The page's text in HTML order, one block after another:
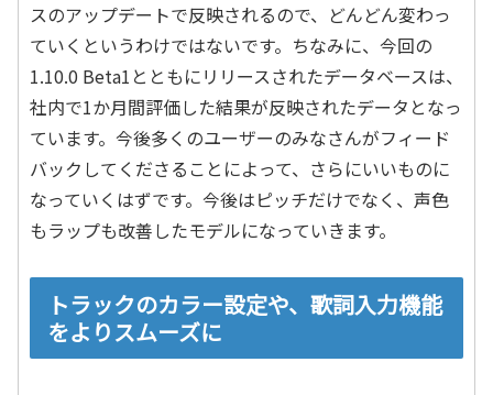
スのアップデートで反映されるので、どんどん変わっ
ていくというわけではないです。ちなみに、今回の
1.10.0 Beta1とともにリリースされたデータベースは、
社内で1か月間評価した結果が反映されたデータとなっ
ています。今後多くのユーザーのみなさんがフィード
バックしてくださることによって、さらにいいものに
なっていくはずです。今後はピッチだけでなく、声色
もラップも改善したモデルになっていきます。
トラックのカラー設定や、歌詞入力機能
をよりスムーズに